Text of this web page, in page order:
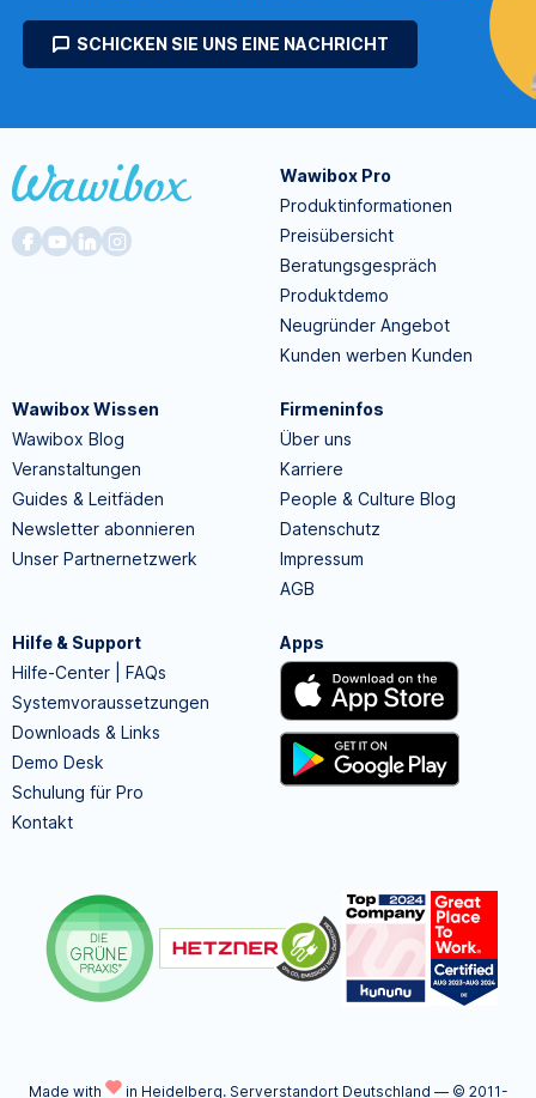
SCHICKEN SIE UNS EINE NACHRICHT
Wawibox Pro
Produktinformationen
Preisübersicht
Beratungsgespräch
Produktdemo
Neugründer Angebot
Kunden werben Kunden
Wawibox Wissen
Wawibox Blog
Veranstaltungen
Guides & Leitfäden
Newsletter abonnieren
Unser Partnernetzwerk
Firmeninfos
Über uns
Karriere
People & Culture Blog
Datenschutz
Impressum
AGB
Hilfe & Support
Hilfe-Center | FAQs
Systemvoraussetzungen
Downloads & Links
Demo Desk
Schulung für Pro
Kontakt
Apps
Made with in Heidelberg. Serverstandort Deutschland — © 2011-